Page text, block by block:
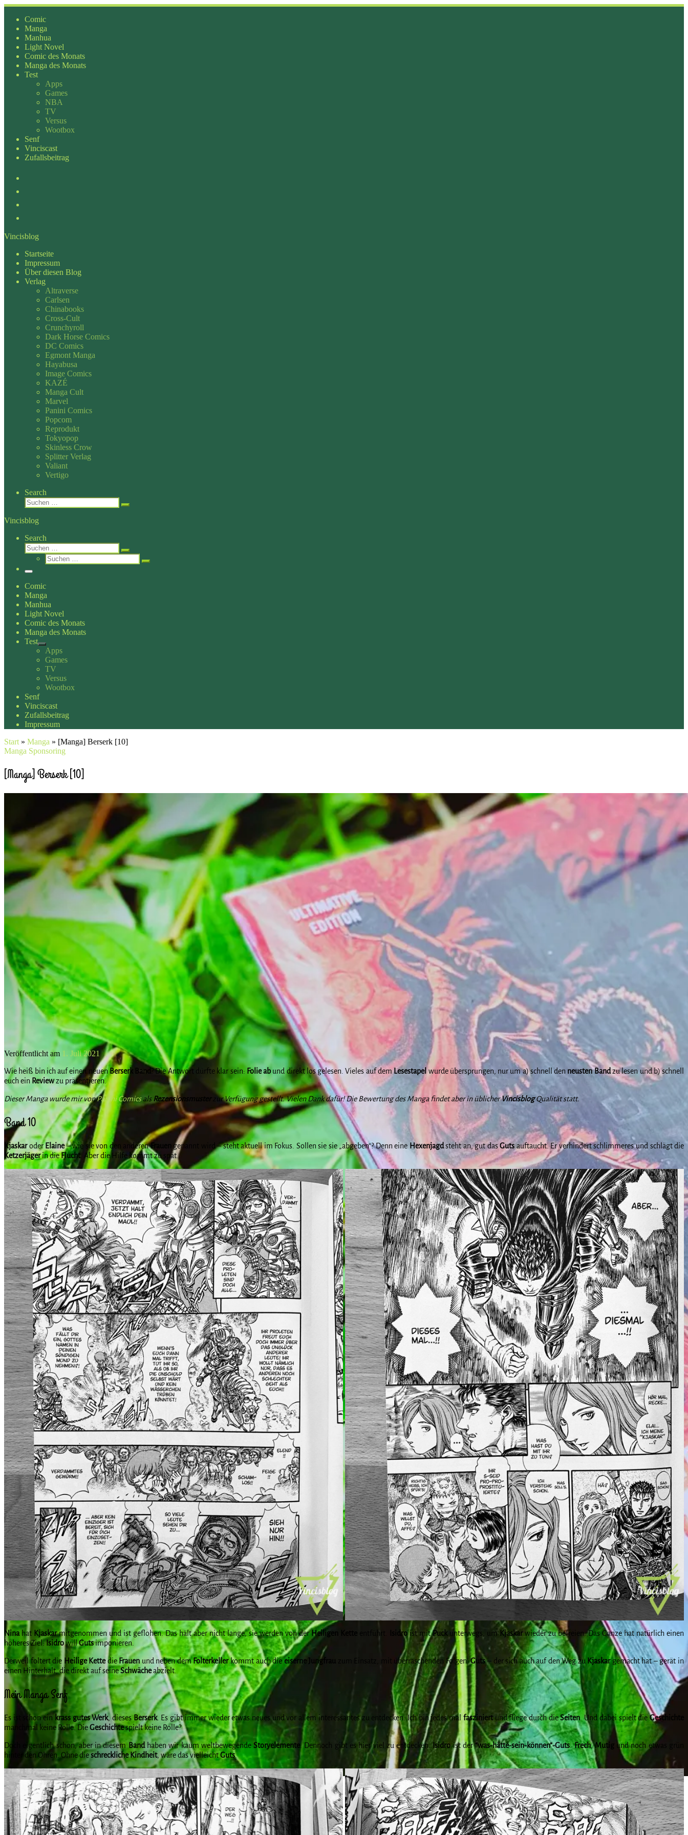
Zum
Inhalt
springen
Comic
Manga
Manhua
Light Novel
Comic des Monats
Manga des Monats
Test
Apps
Games
NBA
TV
Versus
Wootbox
Senf
Vinciscast
Zufallsbeitrag
Vincisblog
Startseite
Impressum
Über diesen Blog
Verlag
Altraverse
Carlsen
Chinabooks
Cross-Cult
Crunchyroll
Dark Horse Comics
DC Comics
Egmont Manga
Hayabusa
Image Comics
KAZÉ
Manga Cult
Marvel
Panini Comics
Popcom
Reprodukt
Tokyopop
Skinless Crow
Splitter Verlag
Valiant
Vertigo
Search
Suche
Suchen …
Vincisblog
Search
Suche
Suchen …
Suche
Suchen …
Menü
Comic
Manga
Manhua
Light Novel
Comic des Monats
Manga des Monats
Test
Apps
Games
TV
Versus
Wootbox
Senf
Vinciscast
Zufallsbeitrag
Impressum
Start » Manga » [Manga] Berserk [10]
Manga Sponsoring
[Manga] Berserk [10]
Veröffentlicht am 1. Juli 2021
Wie heiß bin ich auf einen neuenBerserk Band ? Die Antwort dürfte klar sein: Folie abund direkt los gelesen. Vieles auf demLesestapelwurde übersprungen, nur um a) schnell den neusten Bandzu lesen und b) schnell
euch ein Reviewzu präsentieren.
Dieser Manga wurde mir vonPanini Comicsals Rezensionsmuster zur Verfügung gestellt. Vielen Dank dafür! Die Bewertung des Manga findet aber in üblicherVincisblogQualität statt.
Band 10
KjaskaroderElaine– wie sie von den anderenFrauen genannt wird – steht aktuell im Fokus. Sollen sie sie „abgeben“? Denn eine Hexenjagdsteht an, gut dasGuts auftaucht. Er verhindert schlimmeres und schlägt die
Ketzerjägerin dieFlucht . Aber die Hilfe kommt zu spät.
Ninahat Kjaskarmitgenommen und ist geflohen. Das hält aber nicht lange, sie werden von derHeiligen entführt. Isidroist mitPuckunterwegs, um Kjaskarwieder zu befreien. Das Ganze hat natürlich einen
höheres Ziel:IsidrowillGutsimponieren.
Derweil foltert die Heilige Kettedie Frauenund neben demFolterkellerkommt auch dieeiserne Jungfrau zum Einsatz, mit überraschenden Folgen.Guts– der sich auch auf den Weg zu Kjaskargemacht hat – gerät in
einen Hinterhalt, die direkt auf seineSchwächeabzielt.
Mein Manga Senf
Es ist schon ein krass gutes Werk, dieses Berserk. Es gibt immer wieder etwas neues und vor allem interessantes zu entdecken. Ich bin jedes mal fasziniertund fliege durch dieSeiten . Und dabei spielt dieGeschichte
manchmal keine Rolle. DieGeschichtespielt keine Rolle?
Doch eigentlich schon, aber in diesem Bandhaben wir kaum weltbewegendeStoryelemente. Dennoch gibt es hier viel zu entdecken.Isidroist der“was-hätte-sein-können”-Guts.Frech,Mutig
und noch etwas grün
hinter den Ohren. Ohne dieschrecklicheKindheit, wäre das vielleichtGuts.